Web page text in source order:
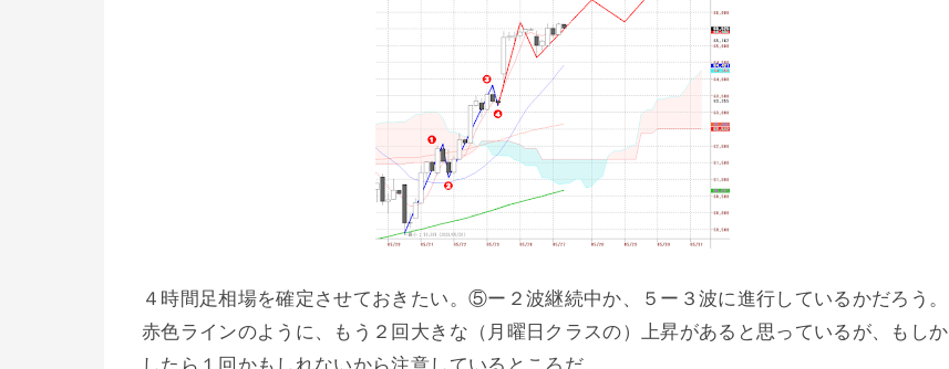
４時間足相場を確定させておきたい。⑤ー２波継続中か、５ー３波に進行しているかだろう。
赤色ラインのように、もう２回大きな（月曜日クラスの）上昇があると思っているが、もしか